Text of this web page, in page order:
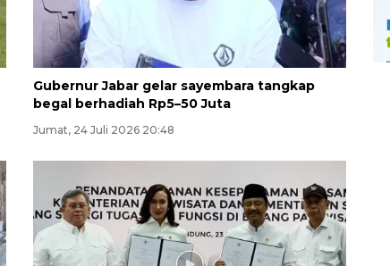
Gubernur Jabar gelar sayembara tangkap
begal berhadiah Rp5–50 Juta
Jumat, 24 Juli 2026 20:48